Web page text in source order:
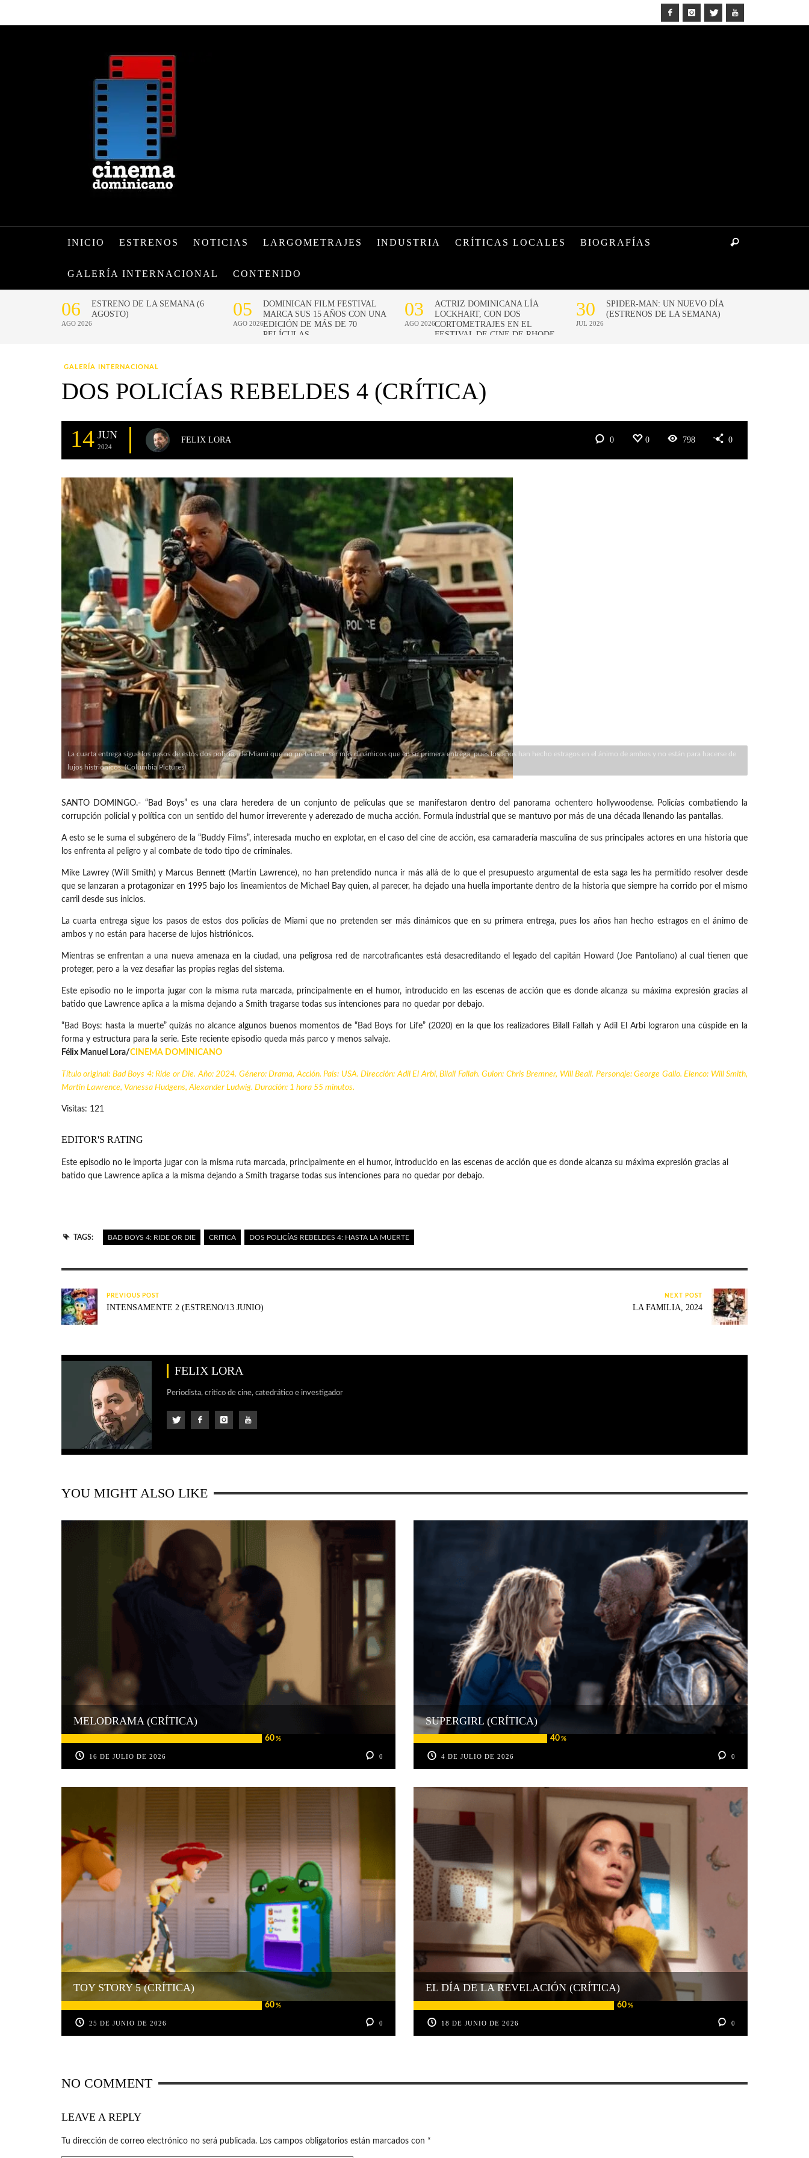
INICIO ESTRENOS NOTICIAS LARGOMETRAJES INDUSTRIA CRÍTICAS LOCALES BIOGRAFÍAS
GALERÍA INTERNACIONAL CONTENIDO
GALERÍA INTERNACIONAL
DOS POLICÍAS REBELDES 4 (CRÍTICA)
14 JUN
2024
FELIX LORA 0 0 798 0
La cuarta entrega sigue los pasos de estos dos policías de Miami que no pretenden ser más dinámicos que en su primera entrega, pues los años han hecho estragos en el ánimo de ambos y no están para hacerse de
lujos histriónicos. (Columbia Pictures)
SANTO DOMINGO.- “Bad Boys” es una clara heredera de un conjunto de películas que se manifestaron dentro del panorama ochentero hollywoodense. Policías combatiendo la
corrupción policial y política con un sentido del humor irreverente y aderezado de mucha acción. Formula industrial que se mantuvo por más de una década llenando las pantallas.
A esto se le suma el subgénero de la “Buddy Films”, interesada mucho en explotar, en el caso del cine de acción, esa camaradería masculina de sus principales actores en una historia que
los enfrenta al peligro y al combate de todo tipo de criminales.
Mike Lawrey (Will Smith) y Marcus Bennett (Martin Lawrence), no han pretendido nunca ir más allá de lo que el presupuesto argumental de esta saga les ha permitido resolver desde
que se lanzaran a protagonizar en 1995 bajo los lineamientos de Michael Bay quien, al parecer, ha dejado una huella importante dentro de la historia que siempre ha corrido por el mismo
carril desde sus inicios.
La cuarta entrega sigue los pasos de estos dos policías de Miami que no pretenden ser más dinámicos que en su primera entrega, pues los años han hecho estragos en el ánimo de
ambos y no están para hacerse de lujos histriónicos.
Mientras se enfrentan a una nueva amenaza en la ciudad, una peligrosa red de narcotraficantes está desacreditando el legado del capitán Howard (Joe Pantoliano) al cual tienen que
proteger, pero a la vez desafiar las propias reglas del sistema.
Este episodio no le importa jugar con la misma ruta marcada, principalmente en el humor, introducido en las escenas de acción que es donde alcanza su máxima expresión gracias al
batido que Lawrence aplica a la misma dejando a Smith tragarse todas sus intenciones para no quedar por debajo.
“Bad Boys: hasta la muerte” quizás no alcance algunos buenos momentos de “Bad Boys for Life” (2020) en la que los realizadores Bilall Fallah y Adil El Arbi lograron una cúspide en la
forma y estructura para la serie. Este reciente episodio queda más parco y menos salvaje.
Félix Manuel Lora/CINEMA DOMINICANO
Título original: Bad Boys 4: Ride or Die. Año: 2024. Género: Drama, Acción. País: USA. Dirección: Adil El Arbi, Bilall Fallah. Guion: Chris Bremner, Will Beall. Personaje: George Gallo. Elenco: Will Smith,
Martin Lawrence, Vanessa Hudgens, Alexander Ludwig. Duración: 1 hora 55 minutos.
Visitas: 121
EDITOR'S RATING
Este episodio no le importa jugar con la misma ruta marcada, principalmente en el humor, introducido en las escenas de acción que es donde alcanza su máxima expresión gracias al
batido que Lawrence aplica a la misma dejando a Smith tragarse todas sus intenciones para no quedar por debajo.
TAGS: BAD BOYS 4: RIDE OR DIE CRITICA DOS POLICÍAS REBELDES 4: HASTA LA MUERTE
PREVIOUS POST
INTENSAMENTE 2 (ESTRENO/13 JUNIO)
NEXT POST
LA FAMILIA, 2024
FELIX LORA
Periodista, crítico de cine, catedrático e investigador
YOU MIGHT ALSO LIKE
60%
MELODRAMA (CRÍTICA)
16 DE JULIO DE 2026 0
40%
SUPERGIRL (CRÍTICA)
4 DE JULIO DE 2026 0
60%
TOY STORY 5 (CRÍTICA)
25 DE JUNIO DE 2026 0
60%
EL DÍA DE LA REVELACIÓN (CRÍTICA)
18 DE JUNIO DE 2026 0
NO COMMENT
LEAVE A REPLY
Tu dirección de correo electrónico no será publicada. Los campos obligatorios están marcados con *